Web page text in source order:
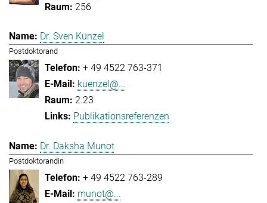
256
Dr. Sven Künzel
Postdoktorand
+ 49 4522 763-371
kuenzel@...
2.23
Publikationsreferenzen
Dr. Daksha Munot
Postdoktorandin
+ 49 4522 763-289
munot@...